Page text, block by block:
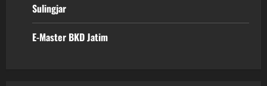
Sulingjar
E-Master BKD Jatim